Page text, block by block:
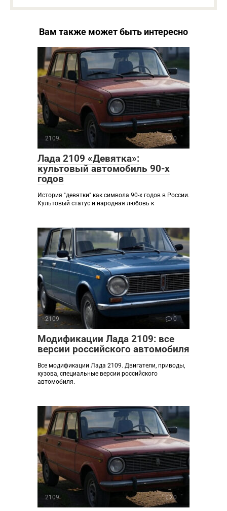
Вам также может быть интересно
2109 0
Лада 2109 «Девятка»:
культовый автомобиль 90-х
годов
История "девятки" как символа 90-х годов в России.
Культовый статус и народная любовь к
2109 0
Модификации Лада 2109: все
версии российского автомобиля
Все модификации Лада 2109. Двигатели, приводы,
кузова, специальные версии российского
автомобиля.
2109 0